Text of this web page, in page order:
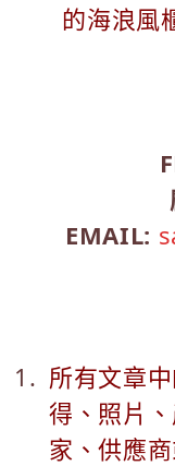
的海浪風
EMAIL:
所有文章
得、照片
家、供應